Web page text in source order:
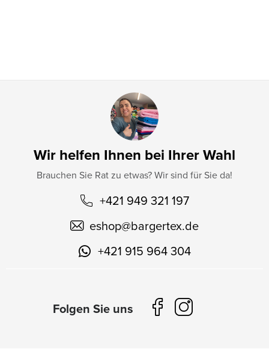
Wir helfen Ihnen bei Ihrer Wahl
Brauchen Sie Rat zu etwas? Wir sind für Sie da!
+421 949 321 197
eshop@bargertex.de
+421 915 964 304